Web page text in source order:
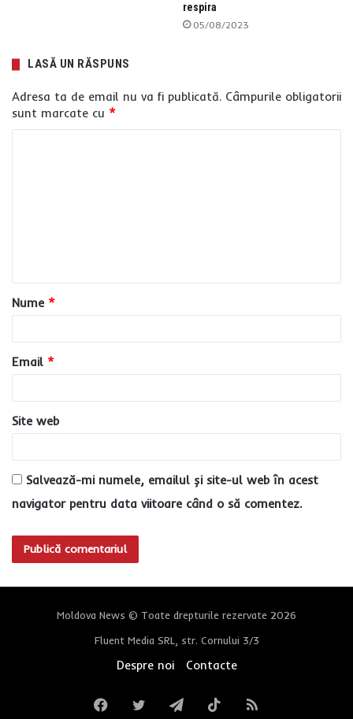
respira
05/08/2023
LASĂ UN RĂSPUNS
Adresa ta de email nu va fi publicată. Câmpurile obligatorii
sunt marcate cu *
a
r
u
*
Nume *
Email *
Site web
Salvează-mi numele, emailul și site-ul web în acest
navigator pentru data viitoare când o să comentez.
Moldova News © Toate drepturile rezervate 2026
Fluent Media SRL, str. Cornului 3/3
Despre noi Contacte
FacebookTwitterTelegramTikTokRSS